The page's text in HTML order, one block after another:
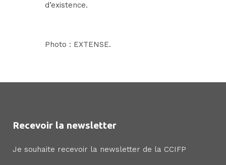
d’existence.
Photo : EXTENSE.
Recevoir la newsletter
Je souhaite recevoir la newsletter de la CCIFP